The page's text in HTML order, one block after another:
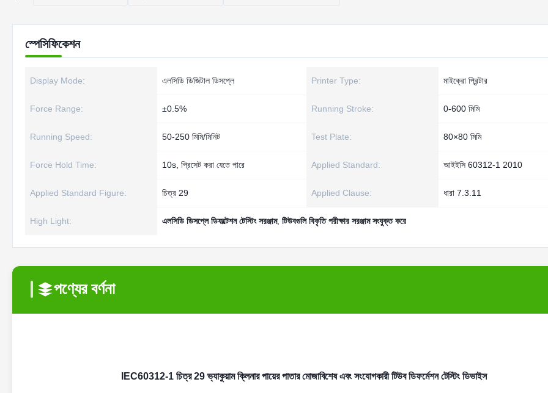
স্পেসিফিকেশন
Display Mode: এলসিডি ডিজিটাল ডিসপ্লে Printer Type: মাইক্রো প্রিন্টার
Force Range: ±0.5% Running Stroke: 0-600 মিমি
Running Speed: 50-250 মিমি/মিনিট Test Plate: 80×80 মিমি
Force Hold Time: 10s, প্রিসেট করা যেতে পারে Applied Standard: আইইসি 60312-1 2010
Applied Standard Figure: চিত্র 29 Applied Clause: ধারা 7.3.11
High Light: এলসিডি ডিসপ্লে ডিফল্টেশন টেস্টিং সরঞ্জাম, টিউবগুলি বিকৃতি পরীক্ষার সরঞ্জাম সংযুক্ত করে
পণ্যের বর্ণনা
IEC60312-1 চিত্র 29 ভ্যাকুয়াম ক্লিনার পায়ের পাতার মোজাবিশেষ এবং সংযোগকারী টিউব ডিফর্মেশন টেস্টিং ডিভাইস